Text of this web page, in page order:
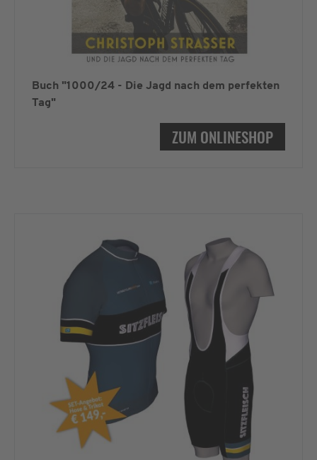
Buch "1000/24 - Die Jagd nach dem perfekten
Tag"
ZUM ONLINESHOP